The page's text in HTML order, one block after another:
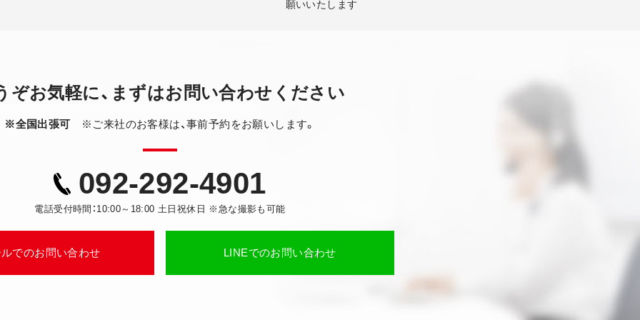
願いいたします
ぞお気軽に、 まずはお問い合わせください
※全国出張可 ※ご来社のお客様は、事前予約をお願いします。
092-292-4901
電話受付時間：10:00～18:00 土日祝休日 ※急な撮影も可能
でのお問い合わせ LINEでのお問い合わせ